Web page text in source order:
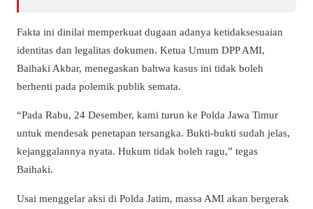
Fakta ini dinilai memperkuat dugaan adanya ketidaksesuaian
identitas dan legalitas dokumen. Ketua Umum DPP AMI,
Baihaki Akbar, menegaskan bahwa kasus ini tidak boleh
berhenti pada polemik publik semata.
“Pada Rabu, 24 Desember, kami turun ke Polda Jawa Timur
untuk mendesak penetapan tersangka. Bukti-bukti sudah jelas,
kejanggalannya nyata. Hukum tidak boleh ragu,” tegas
Baihaki.
Usai menggelar aksi di Polda Jatim, massa AMI akan bergerak